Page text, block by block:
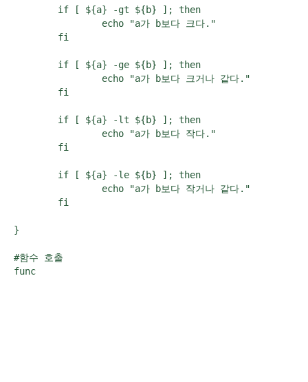
        if [ ${a} -gt ${b} ]; then
                echo "a가 b보다 크다."
        fi
        if [ ${a} -ge ${b} ]; then
                echo "a가 b보다 크거나 같다."
        fi
        if [ ${a} -lt ${b} ]; then
                echo "a가 b보다 작다."
        fi
        if [ ${a} -le ${b} ]; then
                echo "a가 b보다 작거나 같다."
        fi
}
#함수 호출